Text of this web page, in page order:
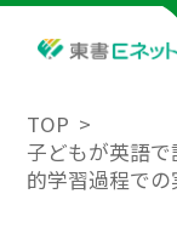
TOP
子どもが英語
的学習過程で